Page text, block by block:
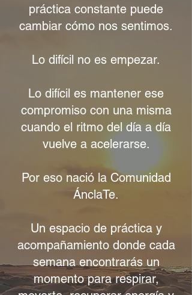
práctica constante puede
cambiar cómo nos sentimos.
Lo difícil no es empezar.
Lo difícil es mantener ese
compromiso con una misma
cuando el ritmo del día a día
vuelve a acelerarse.
Por eso nació la Comunidad
ÁnclaTe.
Un espacio de práctica y
acompañamiento donde cada
semana encontrarás un
momento para respirar,